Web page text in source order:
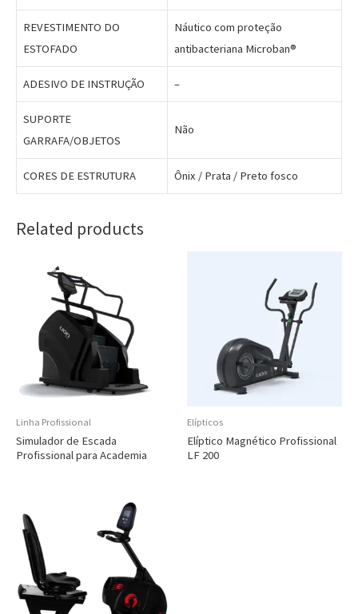
REVESTIMENTO DO
ESTOFADO
Náutico com proteção
antibacteriana Microban®
ADESIVO DE INSTRUÇÃO –
SUPORTE
GARRAFA/OBJETOS
Não
CORES DE ESTRUTURA Ônix / Prata / Preto fosco
Related products
Linha Profissional
Simulador de Escada
Profissional para Academia
Elípticos
Elíptico Magnético Profissional
LF 200